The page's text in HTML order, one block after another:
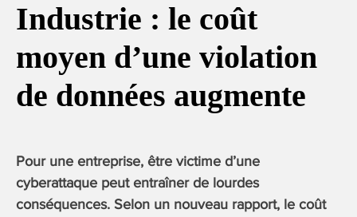
Industrie : le coût
moyen d’une violation
de données augmente
Pour une entreprise, être victime d’une
cyberattaque peut entraîner de lourdes
conséquences. Selon un nouveau rapport, le coût